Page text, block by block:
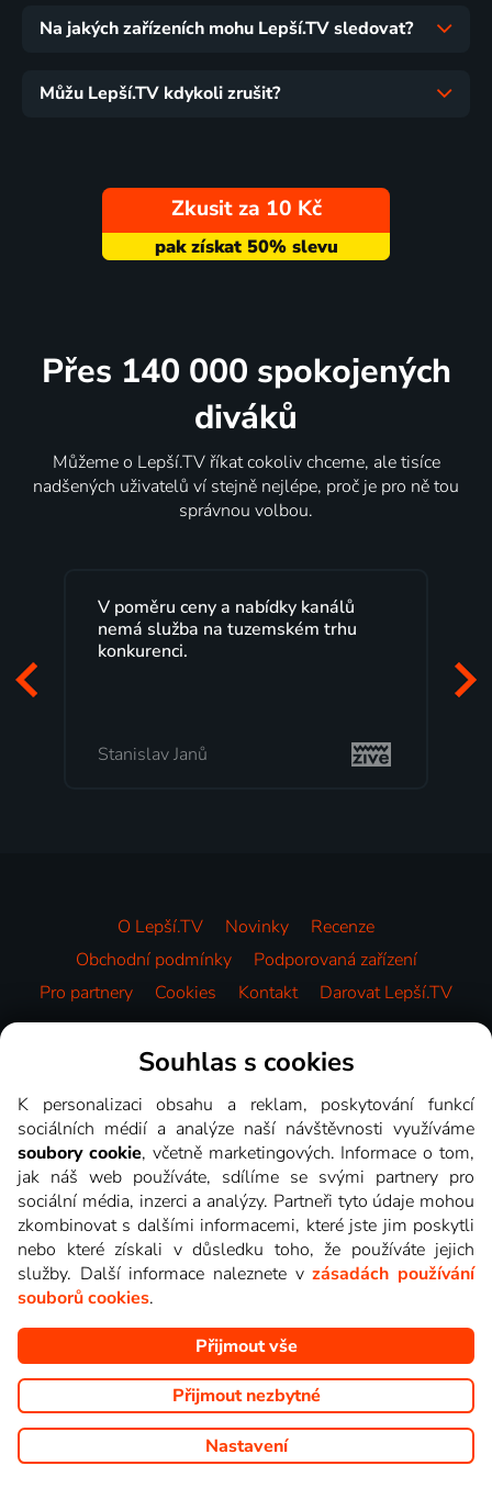
Na jakých zařízeních mohu Lepší.TV sledovat?
Můžu Lepší.TV kdykoli zrušit?
Zkusit za 10 Kč
Přes 140 000 spokojených
diváků
Můžeme o Lepší.TV říkat cokoliv chceme, ale tisíce
nadšených uživatelů ví stejně nejlépe, proč je pro ně tou
správnou volbou.
Lepší.TV sleduji už několik let s
maximální spokojeností. Velký výběr
programů a nemuset běžet k TV na
Milada Tomešová
O Lepší.TV Novinky
Recenze
Obchodní podmínky
Podporovaná zařízení
Pro partnery
Cookies Kontakt Darovat Lepší.TV
Videotéka
Copyright © goNET s.r.o. Na tomto webu jsou zobrazovány
obrázky z pořadů TV stanic, které můžete sledovat v Lepší.TV.
Souhlas s cookies
K personalizaci obsahu a reklam, poskytování funkcí
sociálních médií a analýze naší návštěvnosti využíváme
soubory cookie, včetně marketingových. Informace o tom,
jak náš web používáte, sdílíme se svými partnery pro
sociální média, inzerci a analýzy. Partneři tyto údaje mohou
zkombinovat s dalšími informacemi, které jste jim poskytli
nebo které získali v důsledku toho, že používáte jejich
služby. Další informace naleznete vzásadách používání
souborů cookies.
Přijmout vše
Přijmout nezbytné
Nastavení